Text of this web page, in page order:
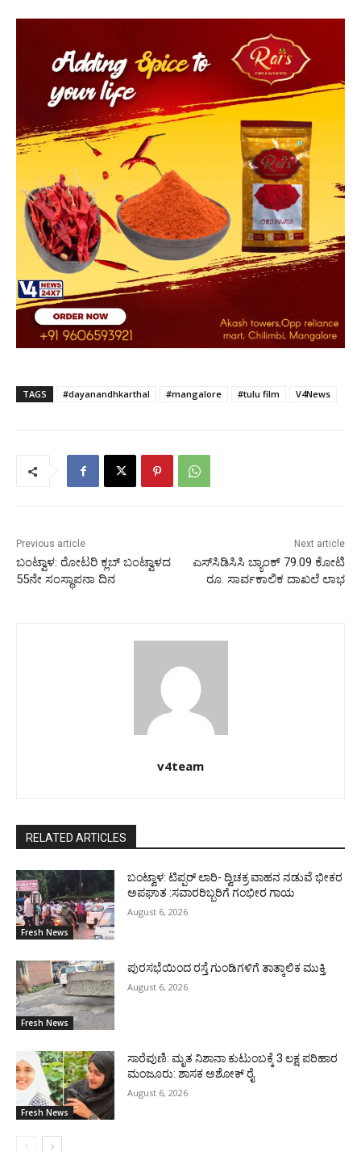
TAGS #dayanandhkarthal #mangalore #tulu film V4News
Previous article
ಬಂಟ್ವಾಳ: ರೋಟರಿ ಕ್ಲಬ್ ಬಂಟ್ವಾಳದ
55ನೇ ಸಂಸ್ಥಾಪನಾ ದಿನ
Next article
ಎಸ್‌ಸಿಡಿಸಿಸಿ ಬ್ಯಾಂಕ್ 79.09 ಕೋಟಿ
ರೂ. ಸಾರ್ವಕಾಲಿಕ ದಾಖಲೆ ಲಾಭ
v4team
RELATED ARTICLES
Fresh News
ಬಂಟ್ವಾಳ: ಟಿಪ್ಪರ್ ಲಾರಿ- ದ್ವಿಚಕ್ರ ವಾಹನ ನಡುವೆ ಭೀಕರ
ಅಪಘಾತ :ಸವಾರರಿಬ್ಬರಿಗೆ ಗಂಭೀರ ಗಾಯ
August 6, 2026
Fresh News
ಪುರಸಭೆಯಿಂದ ರಸ್ತೆ ಗುಂಡಿಗಳಿಗೆ ತಾತ್ಕಾಲಿಕ ಮುಕ್ತಿ
August 6, 2026
Fresh News
ಸಾರೆಪುಣಿ: ಮೃತ ನಿಶಾನಾ ಕುಟುಂಬಕ್ಕೆ 3 ಲಕ್ಷ ಪರಿಹಾರ
ಮಂಜೂರು: ಶಾಸಕ ಅಶೋಕ್ ರೈ
August 6, 2026